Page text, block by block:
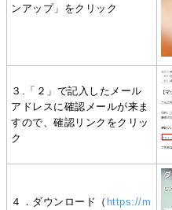
ンアップ」をクリック
３.「２」で記入したメール
アドレスに確認メールが来ま
すので、確認リンクをクリッ
ク
４．ダウンロード（ https://m